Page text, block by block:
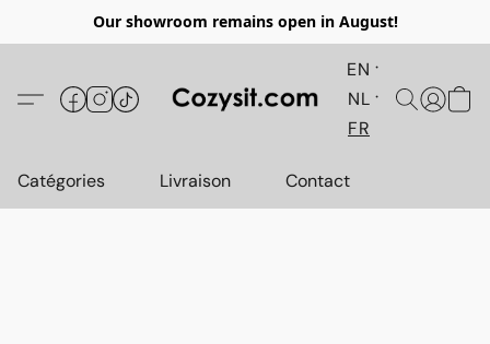
Our showroom remains open in August!
EN
NL
FR
Catégories Livraison Contact